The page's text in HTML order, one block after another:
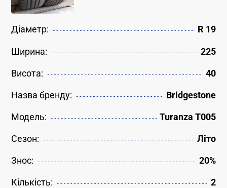
Діаметр: R 19
Ширина: 225
Висота: 40
Назва бренду: Bridgestone
Модель: Turanza T005
Сезон: Літо
Знос: 20%
Кількість: 2